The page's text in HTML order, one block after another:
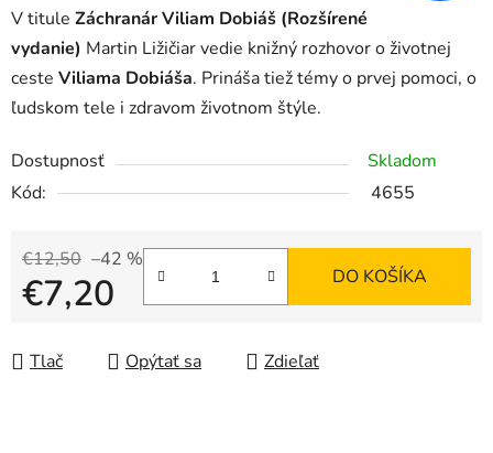
V titule Záchranár Viliam Dobiáš (Rozšírené
vydanie) Martin Ližičiar vedie knižný rozhovor o životnej
ceste Viliama Dobiáša. Prináša tiež témy o prvej pomoci, o
ľudskom tele i zdravom životnom štýle.
Dostupnosť
Skladom
Kód:
4655
€12,50 –42 %
€7,20 DO KOŠÍKA
Tlač Opýtať sa Zdieľať